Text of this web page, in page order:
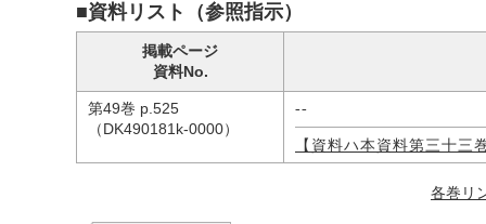
■資料リスト（参照指示）
掲載ページ
資料No.
第49巻 p.525
（DK490181k-0000）
--
【資料ハ本資料第三十
各巻リ